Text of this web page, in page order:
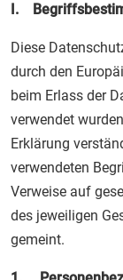
I.
Diese
durch den
beim Erlass der
verwendet
Erklärung
verwendeten
Verweise auf
des jeweiligen
gemeint.